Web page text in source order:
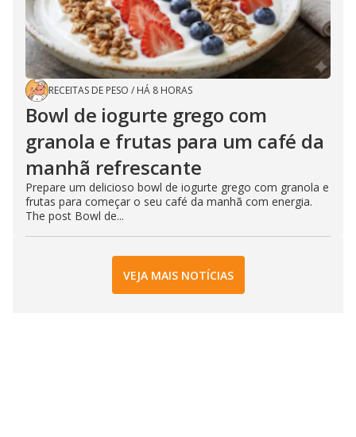
RECEITAS DE PESO / HÁ 8 HORAS
Bowl de iogurte grego com
granola e frutas para um café da
manhã refrescante
Prepare um delicioso bowl de iogurte grego com granola e
frutas para começar o seu café da manhã com energia.
The post Bowl de...
VEJA MAIS NOTÍCIAS